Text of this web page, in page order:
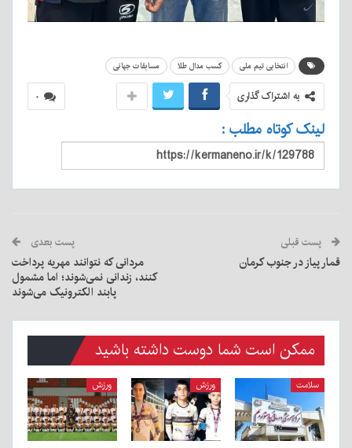
انتخابی تیم ملی کسب مدال طلا مسابقات جهانی
۰ به اشتراک گذاری
لینک کوتاه مطلب :
پست قبلی
قمار پیاز در جنوب کرمان
پست بعدی
مردانی که نتوانند مهریه پرداخت
کنند، زندانی نمی‌شوند؛ اما مشمول
پابند الکترونیک می‌شوند
ممکن است شما دوست داشته باشید
سلامت ورزش ورزش